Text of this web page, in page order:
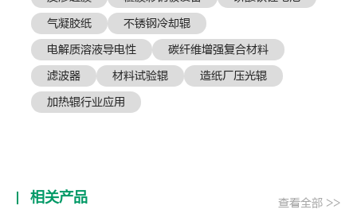
气凝胶纸
不锈钢冷却辊
电解质溶液导电性
碳纤维增强复合材料
滤波器
材料试验辊
造纸厂压光辊
加热辊行业应用
相关产品 查看全部 >>